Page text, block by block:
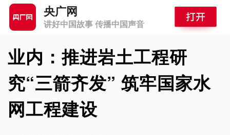
央广网
讲好中国故事 传播中国声音
业内：推进岩土工程研
究“三箭齐发” 筑牢国家水
网工程建设